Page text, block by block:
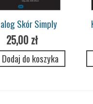
Skór Simply
25,00 zł
Dodaj do koszyka